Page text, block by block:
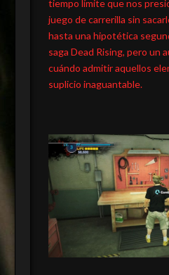
tiempo límite que nos
juego de carrerilla sin
hasta una hipotética
saga Dead Rising, pero un
cuándo admitir aquellos
suplicio inaguantable.